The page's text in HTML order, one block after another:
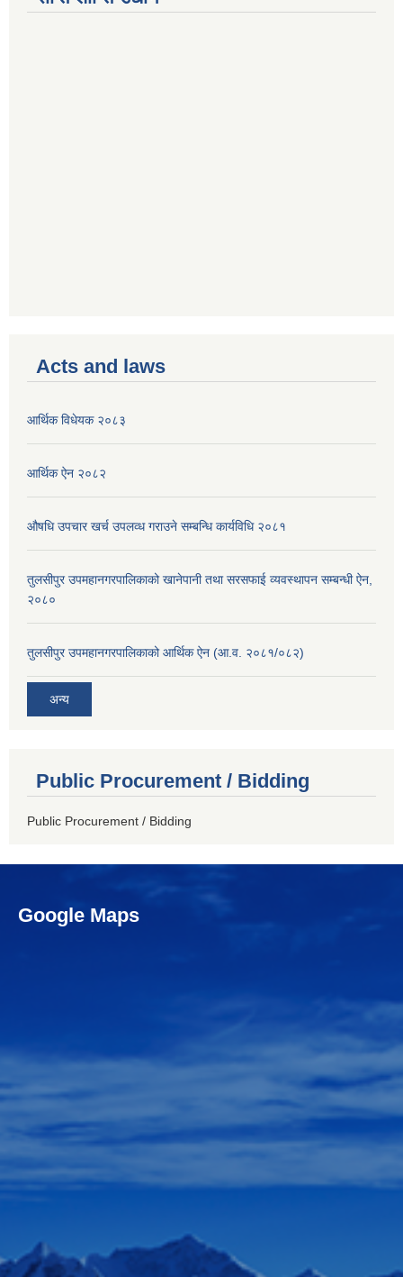
Acts and laws
आर्थिक विधेयक २०८३
आर्थिक ऐन २०८२
औषधि उपचार खर्च उपलव्ध गराउने सम्बन्धि कार्यविधि २०८१
तुलसीपुर उपमहानगरपालिकाको खानेपानी तथा सरसफाई व्यवस्थापन सम्बन्धी ऐन,
२०८०
तुलसीपुर उपमहानगरपालिकाको आर्थिक ऐन (आ.व. २०८१/०८२)
अन्य
Public Procurement / Bidding
Public Procurement / Bidding
Google Maps